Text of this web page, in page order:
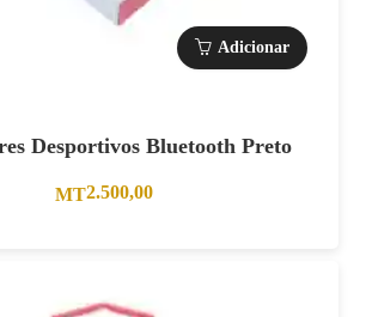
Adicionar
Desportivos Bluetooth Preto
MT2.500,00